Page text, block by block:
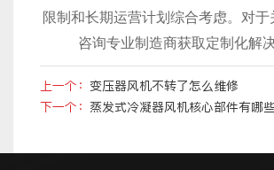
限制和长期运营计划综合考虑。对
咨询专业制造商获取定制化解决
上一个： 变压器风机不转了怎么维修
下一个： 蒸发式冷凝器风机核心部件有哪